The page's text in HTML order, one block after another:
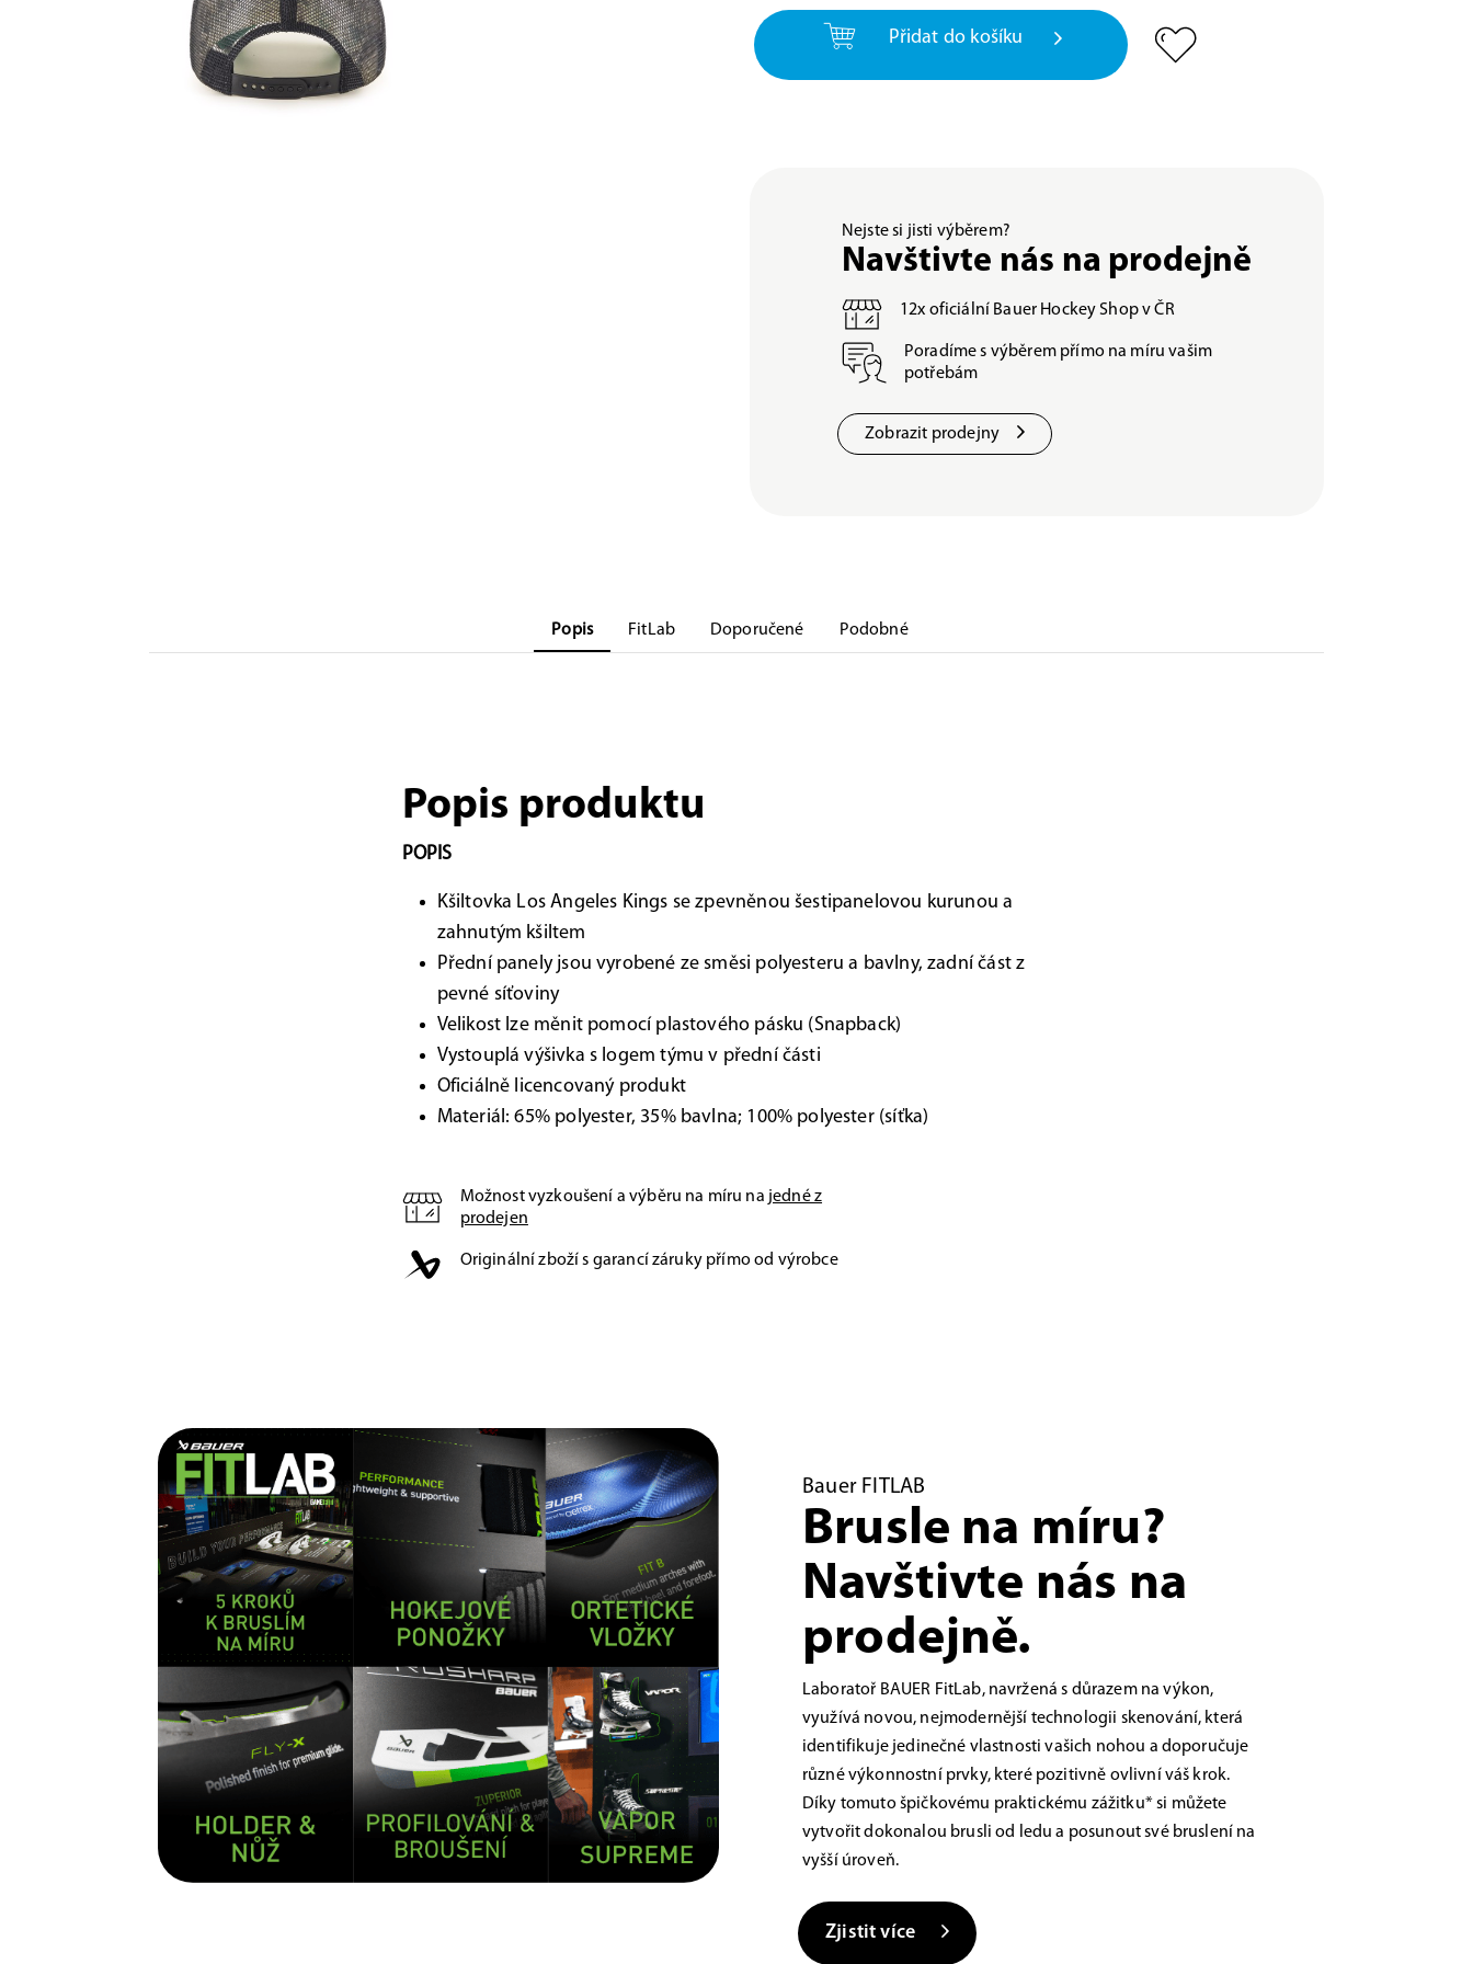
Přidat do košíku
Nejste si jisti výběrem?
Navštivte nás na prodejně
12x oficiální Bauer Hockey Shop v ČR
Poradíme s výběrem přímo na míru vašim
potřebám
Zobrazit prodejny
Popis FitLab Doporučené Podobné
Popis produktu
POPIS
Kšiltovka Los Angeles Kings se zpevněnou šestipanelovou kurunou a
zahnutým kšiltem
Přední panely jsou vyrobené ze směsi polyesteru a bavlny, zadní část z
pevné síťoviny
Velikost lze měnit pomocí plastového pásku (Snapback)
Vystouplá výšivka s logem týmu v přední části
Oficiálně licencovaný produkt
Materiál: 65% polyester, 35% bavlna; 100% polyester (síťka)
Možnost vyzkoušení a výběru na míru na jedné z
prodejen
Originální zboží s garancí záruky přímo od výrobce
Bauer FITLAB
Brusle na míru?
Navštivte nás na
prodejně.
Laboratoř BAUER FitLab, navržená s důrazem na výkon,
využívá novou, nejmodernější technologii skenování, která
identifikuje jedinečné vlastnosti vašich nohou a doporučuje
různé výkonnostní prvky, které pozitivně ovlivní váš krok.
Díky tomuto špičkovému praktickému zážitku* si můžete
vytvořit dokonalou brusli od ledu a posunout své bruslení na
vyšší úroveň.
Zjistit více